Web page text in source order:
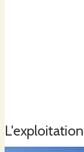
L'exploitation